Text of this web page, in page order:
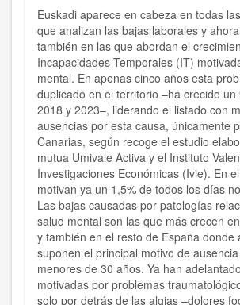
Euskadi aparece en cabeza en todas
que analizan las bajas laborales y
también en las que abordan el
Incapacidades Temporales (IT)
mental. En apenas cinco años esta
duplicado en el territorio –ha crecido un
2018 y 2023–, liderando el listado con
ausencias por esta causa, únicamente
Canarias, según recoge el estudio
mutua Umivale Activa y el Instituto
Investigaciones Económicas (Ivie). En
motivan ya un 1,5% de todos los días
Las bajas causadas por patologías
salud mental son las que más crecen
y también en el resto de España donde
suponen el principal motivo de
menores de 30 años. Ya han
motivadas por problemas
solo por detrás de las algias –dolores